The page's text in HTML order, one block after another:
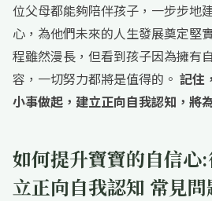
位父母都能夠陪伴孩子，一步步地
心，為他們未來的人生發展奠定堅
程雖然漫長，但看到孩子因為擁有
容，一切努力都將是值得的。 記住
小事做起，建立正向自我認知，將
如何提升寶寶的自信心
立正向自我認知 常見